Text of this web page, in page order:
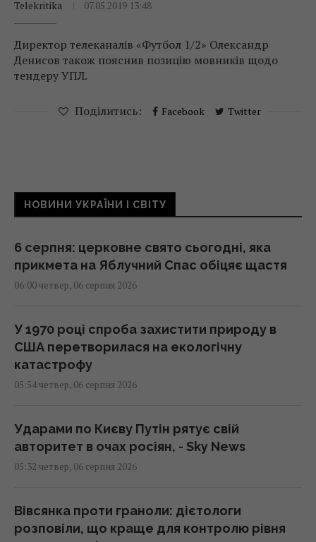
Telekritika
07.05.2019 13:48
Директор телеканалів «Футбол 1/2» Олександр
Денисов також пояснив позицію мовників щодо
тендеру УПЛ.
Поділитись: Facebook Twitter
НОВИНИ УКРАЇНИ І СВІТУ
6 серпня: церковне свято сьогодні, яка
прикмета на Яблучний Спас обіцяє щастя
06:00 четвер, 06 серпня 2026
У 1970 році спроба захистити природу в
США перетворилася на екологічну
катастрофу
05:54 четвер, 06 серпня 2026
Ударами по Києву Путін рятує свій
авторитет в очах росіян, - Sky News
05:32 четвер, 06 серпня 2026
Вівсянка проти граноли: дієтологи
розповіли, що краще для контролю рівня